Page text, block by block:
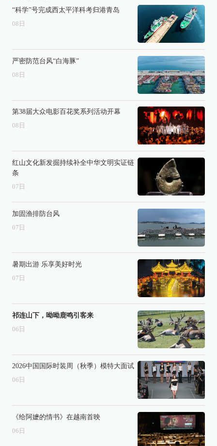
“科学”号完成西太平洋科考归港青岛
08 日
严密防范台风“白海豚”
08 日
第38届大众电影百花奖系列活动开幕
08 日
红山文化新发掘持续补全中华文明实证链
条
07 日
加固渔排防台风
07 日
暑期出游 乐享美好时光
07 日
祁连山下，呦呦鹿鸣引客来
06 日
2026中国国际时装周（秋季）模特大面试
06 日
《给阿嬷的情书》在越南首映
06 日